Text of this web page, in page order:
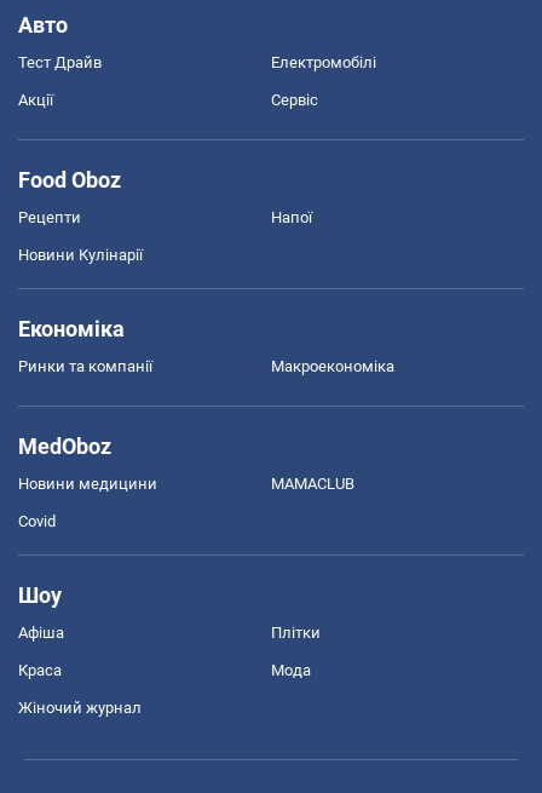
Авто
Тест Драйв Електромобілі
Акції Сервіс
Food Oboz
Рецепти Напої
Новини Кулінарії
Економіка
Ринки та компанії Макроекономіка
MedOboz
Новини медицини MAMACLUB
Covid
Шоу
Афіша Плітки
Краса Мода
Жіночий журнал